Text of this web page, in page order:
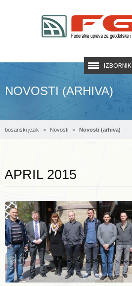
IZBORNIK
NOVOSTI (ARHIVA)
bosanski jezik Novosti Novosti (arhiva)
APRIL 2015